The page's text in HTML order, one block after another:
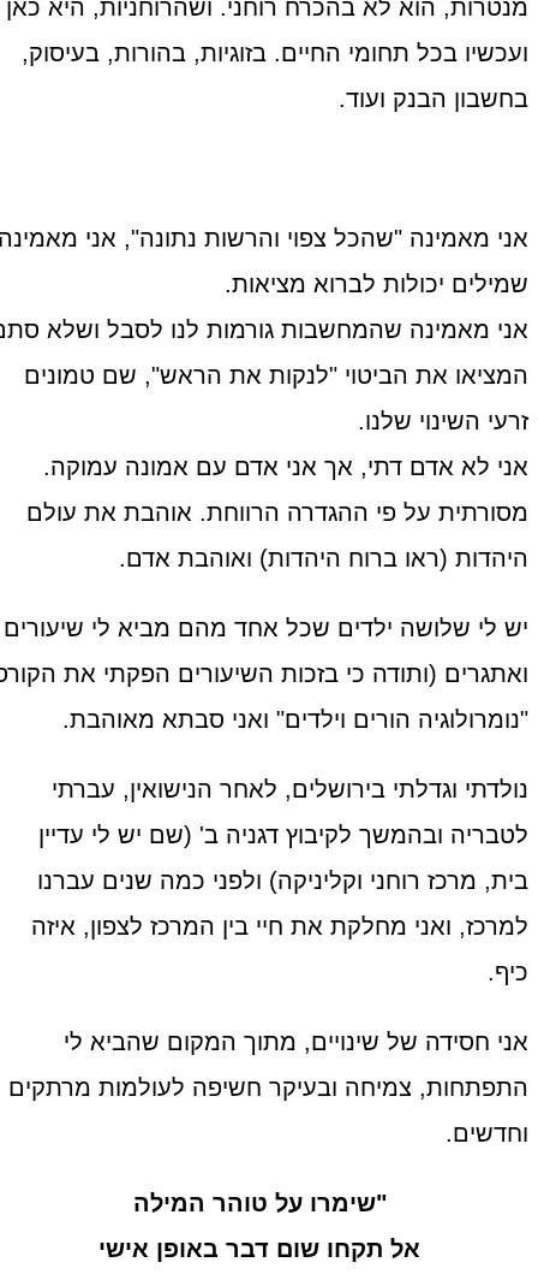
מנטרות, הוא לא בהכרח רוחני. ושהרוחניות, היא כאן
ועכשיו בכל תחומי החיים. בזוגיות, בהורות, בעיסוק,
בחשבון הבנק ועוד.
אני מאמינה "שהכל צפוי והרשות נתונה", אני מאמינה
שמילים יכולות לברוא מציאות.
אני מאמינה שהמחשבות גורמות לנו לסבל ושלא סתם
המציאו את הביטוי "לנקות את הראש", שם טמונים
זרעי השינוי שלנו.
אני לא אדם דתי, אך אני אדם עם אמונה עמוקה.
מסורתית על פי ההגדרה הרווחת. אוהבת את עולם
היהדות (ראו ברוח היהדות) ואוהבת אדם.
יש לי שלושה ילדים שכל אחד מהם מביא לי שיעורים
ואתגרים (ותודה כי בזכות השיעורים הפקתי את הקורס
"נומרולוגיה הורים וילדים" ואני סבתא מאוהבת.
נולדתי וגדלתי בירושלים, לאחר הנישואין, עברתי
לטבריה ובהמשך לקיבוץ דגניה ב' (שם יש לי עדיין
בית, מרכז רוחני וקליניקה) ולפני כמה שנים עברנו
למרכז, ואני מחלקת את חיי בין המרכז לצפון, איזה
כיף.
אני חסידה של שינויים, מתוך המקום שהביא לי
התפתחות, צמיחה ובעיקר חשיפה לעולמות מרתקים
וחדשים.
"שימרו על טוהר המילה
אל תקחו שום דבר באופן אישי